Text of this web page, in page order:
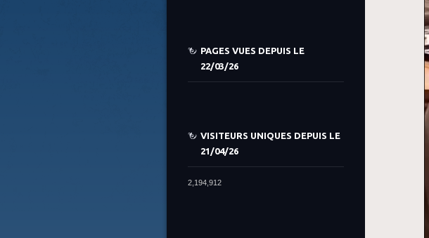
PAGES VUES DEPUIS LE
22/03/26
VISITEURS UNIQUES DEPUIS LE
21/04/26
2,194,912